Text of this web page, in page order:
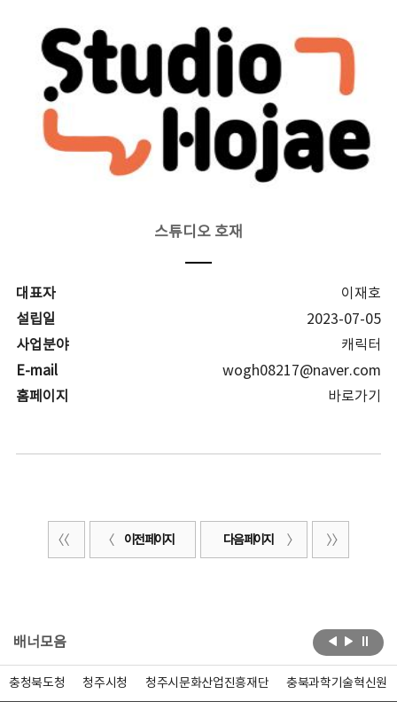
스튜디오 호재
대표자
이재호
설립일
2023-07-05
사업분야
캐릭터
E-mail
wogh08217@naver.com
홈페이지
바로가기
이전 페이지 다음 페이지
배너모음
충청북도청 청주시청 청주시문화산업진흥재단 충북과학기술혁신원